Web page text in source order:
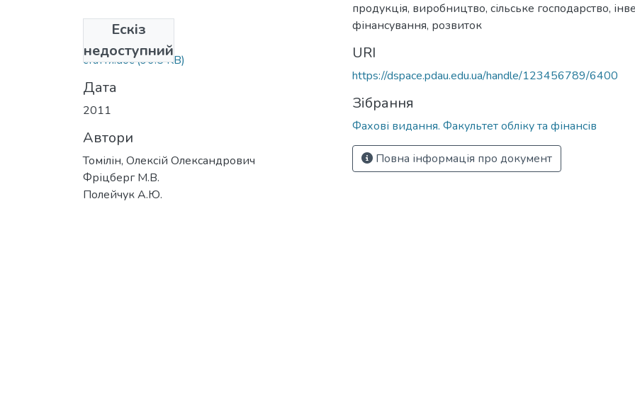
Ескіз
недоступний
Файли
стаття.doc(96.5 KB)
Дата
2011
Автори
Томілін, Олексій Олександрович
Фріцберг М.В.
Полейчук А.Ю.
продукція, виробництво, сільське господарство,
фінансування, розвиток
URI
https://dspace.pdau.edu.ua/handle/123456789/6400
Зібрання
Фахові видання. Факультет обліку та фінансів
Повна інформація про документ